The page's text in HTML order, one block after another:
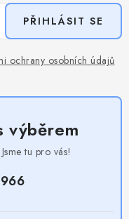
ochrany osobních údajů
PŘIHLÁSIT SE
výběrem
tu pro vás!